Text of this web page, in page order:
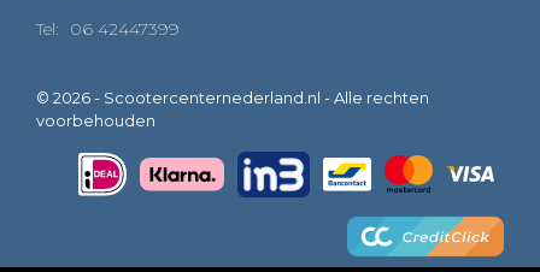
Tel: 06 42447399
© 2026 - Scootercenternederland.nl - Alle rechten
voorbehouden